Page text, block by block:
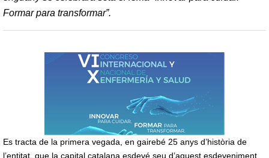
Formar para transformar”.
Es tracta de la primera vegada, en gairebé 25 anys d’història de
l’entitat, que la capital catalana esdevé seu d’aquest esdeveniment